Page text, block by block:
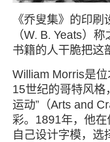
《乔叟集》的印刷
（W. B. Yeats）
书籍的人干脆把这
William Morris是
15世纪的哥特风格
运动”（Arts and
彩。1891年，他
自己设计字模，选